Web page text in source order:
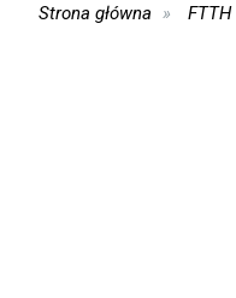
Strona główna FTTH